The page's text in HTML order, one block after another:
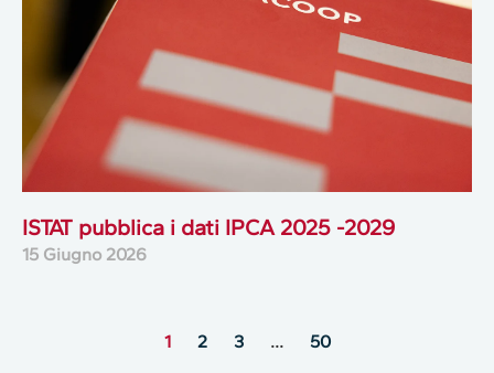
ISTAT pubblica i dati IPCA 2025 -2029
15 Giugno 2026
1 2 3 … 50